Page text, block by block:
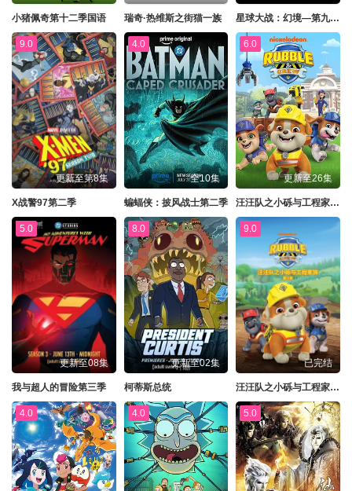
小猪佩奇第十二季国语 瑞奇·热维斯之街猫一族 星球大战：幻境—第九个绝地武士
9.0
更新至第8集
X战警97第二季
4.0
全10集
蝙蝠侠：披风战士第二季
6.0
更新至26集
汪汪队之小砾与工程家族第三季
5.0
更新至08集
我与超人的冒险第三季
8.0
更新至02集
柯蒂斯总统
9.0
已完结
汪汪队之小砾与工程家族第三季国语
4.0 4.0 5.0